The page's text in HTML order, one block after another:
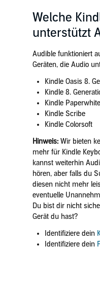
Welche
unterstützt
Audible funktioniert
Geräten, die Audio
Kindle Oasis 8.
Kindle 8.
Kindle Paperwhite
Kindle Scribe
Kindle Colorsoft
Hinweis:Wir bieten
mehr für Kindle
kannst weiterhin
hören, aber falls du
diesen nicht mehr
eventuelle
Du bist dir nicht
Gerät du hast?
Identifiziere dein
Identifiziere dein